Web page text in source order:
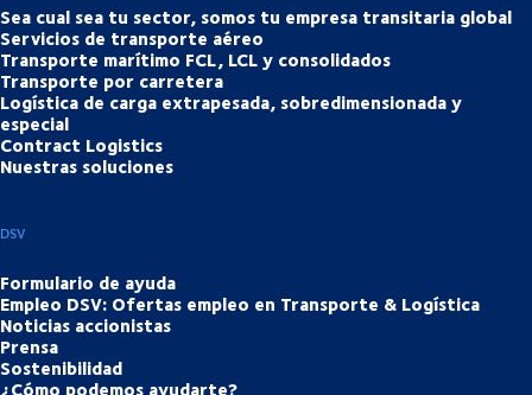
Sea cual sea tu sector, somos tu empresa transitaria global
Servicios de transporte aéreo
Transporte marítimo FCL, LCL y consolidados
Transporte por carretera
Logística de carga extrapesada, sobredimensionada y
especial
Contract Logistics
Nuestras soluciones
DSV
Formulario de ayuda
Empleo DSV: Ofertas empleo en Transporte & Logística
Noticias accionistas
Prensa
Sostenibilidad
¿Cómo podemos ayudarte?